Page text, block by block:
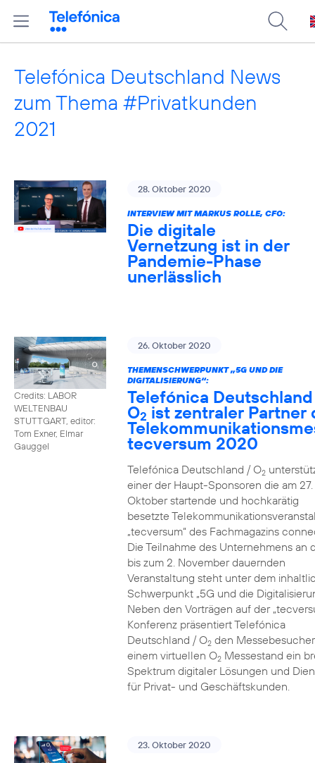
Telefónica Deutschland News
zum Thema #Privatkunden
2021
28. Oktober 2020
INTERVIEW MIT MARKUS ROLLE, CFO:
Die digitale
Vernetzung ist in der
Pandemie-Phase
unerlässlich
Credits: LABOR
WELTENBAU
STUTTGART, editor:
Tom Exner, Elmar
Gauggel
26. Oktober 2020
THEMENSCHWERPUNKT „5G UND DIE
DIGITALISIERUNG“:
Telefónica
O2 ist zentraler Partner
tecversum 2020
Telefónica Deutschland / O2
einer der Haupt-Sponsoren die am 27.
Oktober startende und hochkarätig
besetzte
„tecversum“ des Fachmagazins
Die Teilnahme des Unternehmens an
bis zum 2. November dauernden
Veranstaltung steht unter dem
Schwerpunkt „5G und die
Neben den Vorträgen auf der
Konferenz präsentiert Telefónica
Deutschland / O2den
einem virtuellen O2Messestand ein
Spektrum digitaler Lösungen und
für Privat- und Geschäftskunden.
23. Oktober 2020